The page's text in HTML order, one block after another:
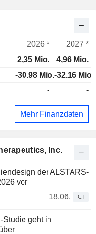
Inc.
der ALSTARS-
vor
18.06.
CI
Studie geht in
2026 *
2027 *
2,35 Mio.
4,96 Mio.
-30,98 Mio.-32,16 Mio.
- -
Mehr Finanzdaten